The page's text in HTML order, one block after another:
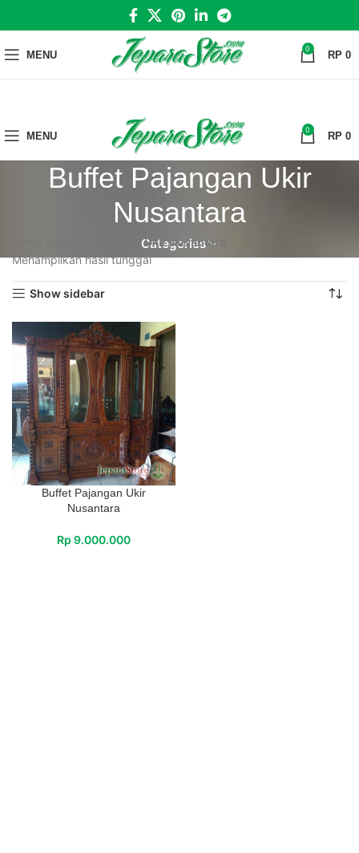
MENU 0 RP 0
MENU 0 RP 0
Buffet Pajangan Ukir
Nusantara
Categories
Buffet Pajangan Ukir Nusantara
Menampilkan hasil tunggal
Show sidebar
Buffet Pajangan Ukir
Nusantara
Rp 9.000.000